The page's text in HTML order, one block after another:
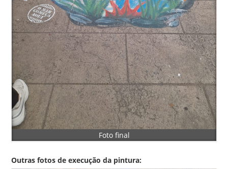
Foto final
Outras fotos de execução da pintura: